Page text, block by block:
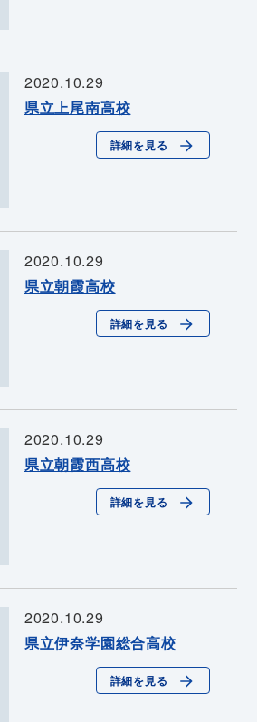
2020.10.29
県立上尾南高校
詳細を見る
2020.10.29
県立朝霞高校
詳細を見る
2020.10.29
県立朝霞西高校
詳細を見る
2020.10.29
県立伊奈学園総合高校
詳細を見る